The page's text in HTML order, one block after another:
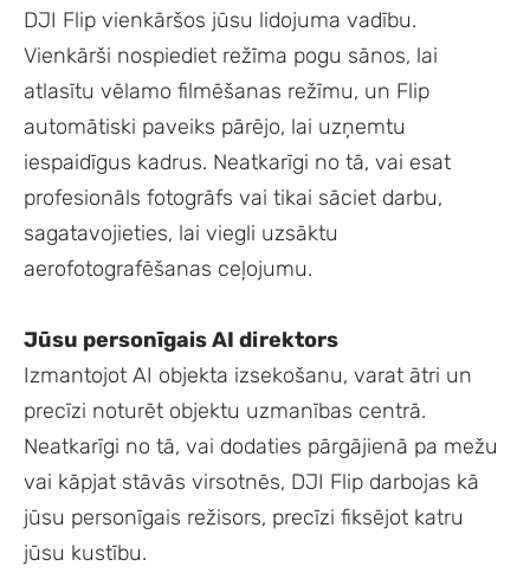
DJI Flip vienkāršos jūsu lidojuma vadību.
Vienkārši nospiediet režīma pogu sānos, lai
atlasītu vēlamo filmēšanas režīmu, un Flip
automātiski paveiks pārējo, lai uzņemtu
iespaidīgus kadrus. Neatkarīgi no tā, vai esat
profesionāls fotogrāfs vai tikai sāciet darbu,
sagatavojieties, lai viegli uzsāktu
aerofotografēšanas ceļojumu.
Jūsu personīgais AI direktors
Izmantojot AI objekta izsekošanu, varat ātri un
precīzi noturēt objektu uzmanības centrā.
Neatkarīgi no tā, vai dodaties pārgājienā pa mežu
vai kāpjat stāvās virsotnēs, DJI Flip darbojas kā
jūsu personīgais režisors, precīzi fiksējot katru
jūsu kustību.